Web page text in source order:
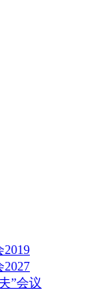
2019
2027
”会议